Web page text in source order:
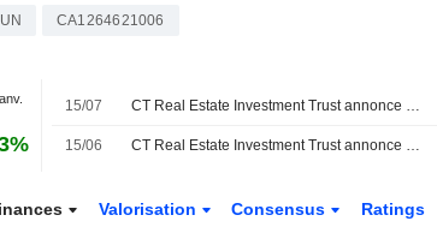
CA1264621006
15/07 CT Real Estate Investment Trust annonce une distribution pour la période du 1er au 31 juillet 2026, payable le 17 août 2026
15/06 CT Real Estate Investment Trust annonce une distribution pour la période du 1er au 30 juin 2026, payable le 15 juillet 2026
Valorisation Consensus Ratings